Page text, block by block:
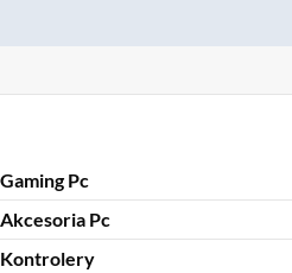
Gaming Pc
Akcesoria Pc
Kontrolery